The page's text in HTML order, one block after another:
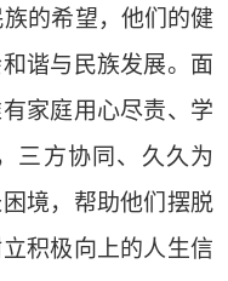
的希望，他们的健
谐与民族发展。面
家庭用心尽责、学
三方协同、久久为
境，帮助他们摆脱
积极向上的人生信